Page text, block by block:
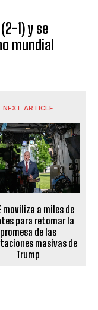
1) y se
mundial
NEXT ARTICLE
moviliza a miles de
para retomar la
promesa de las
masivas de
Trump